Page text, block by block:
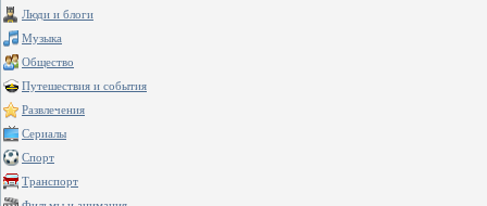
Люди и блоги
Музыка
Общество
Путешествия и события
Развлечения
Сериалы
Спорт
Транспорт